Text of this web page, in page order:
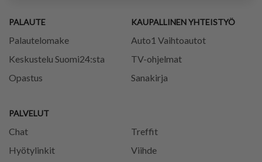
PALAUTE
Palautelomake
Keskustelu Suomi24:sta
Opastus
PALVELUT
Chat
Treffit
Hyötylinkit
Viihde
KAUPALLINEN YHTEISTYÖ
Auto1 Vaihtoautot
TV-ohjelmat
Sanakirja